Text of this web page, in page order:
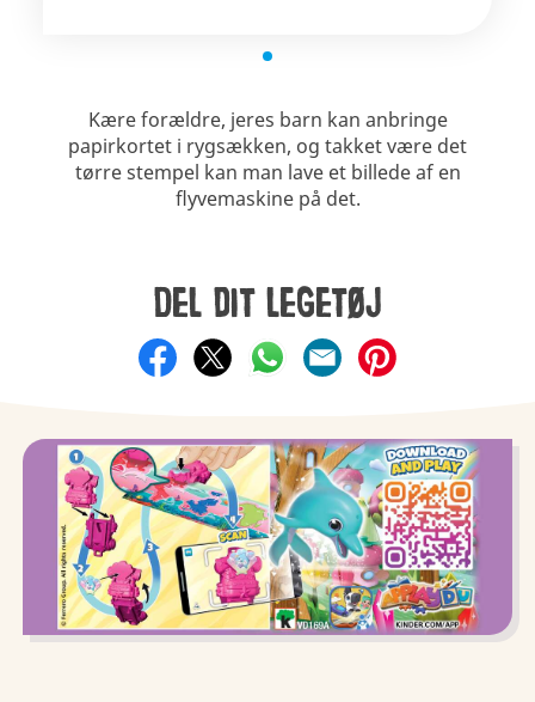
Kære forældre, jeres barn kan anbringe
papirkortet i rygsækken, og takket være det
tørre stempel kan man lave et billede af en
flyvemaskine på det.
Del dit legetøj